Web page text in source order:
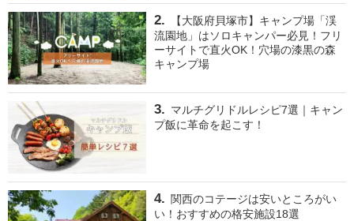
【大阪府貝塚市】キャンプ場「渓
流園地」はソロキャンパー必見！フリ
ーサイトで直火OK！穴場の漆黒の森
キャンプ場
マルチグリドルレシピ7選｜キャン
プ飯に革命を起こす！
関西のコテージは安いところがい
い！おすすめの格安施設18選